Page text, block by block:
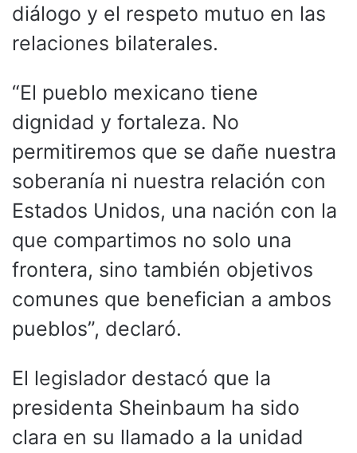
diálogo y el respeto mutuo en las
relaciones bilaterales.
“El pueblo mexicano tiene
dignidad y fortaleza. No
permitiremos que se dañe nuestra
soberanía ni nuestra relación con
Estados Unidos, una nación con la
que compartimos no solo una
frontera, sino también objetivos
comunes que benefician a ambos
pueblos”, declaró.
El legislador destacó que la
presidenta Sheinbaum ha sido
clara en su llamado a la unidad